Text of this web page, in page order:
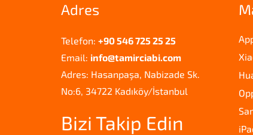
Adres
Telefon: +90 546 725 25 25
Email: info@tamirciabi.com
Adres: Hasanpaşa, Nabizade Sk.
No:6, 34722 Kadıköy/İstanbul
Bizi Takip Edin